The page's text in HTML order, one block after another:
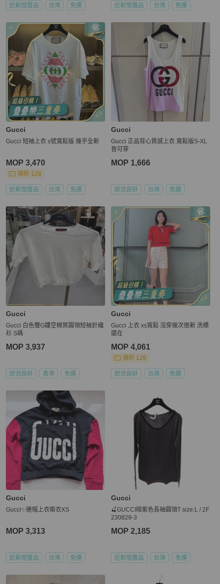
近新閒置品 台灣 免運 近新閒置品 台灣 免運
Gucci
Gucci 短袖上衣 s號寬鬆版 幾乎全新
MOP 3,470
現折 128
近新閒置品 台灣 免運
Gucci
Gucci 正品背心質感上衣 寬鬆版S-XL
皆可穿
MOP 1,666
狀況良好 台灣 免運
Gucci
Gucci 白色雙G鏤空棉質圓領短袖針織
衫 S碼
MOP 3,937
狀況良好 香港 免運
Gucci
Gucci 上衣 xs寬鬆 沒穿幾次很新 洗標
還在
MOP 4,061
現折 128
狀況良好 台灣 免運
Gucci
Gucci✨連帽上衣衛衣XS
MOP 3,313
近新閒置品 台灣 免運
Gucci
🍒GUCCI暗紫色長袖圓領T size:L / 2F
230829-3
MOP 2,185
近新閒置品 台灣 免運